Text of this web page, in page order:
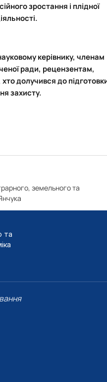
зростання і плідної
керівнику, членам
ради, рецензентам,
долучився до
захисту.
земельного та
та